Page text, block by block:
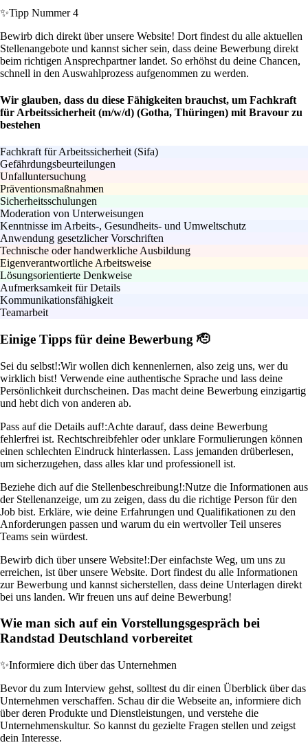
✨Tipp Nummer 4
Bewirb dich direkt über unsere Website! Dort findest du alle aktuellen
Stellenangebote und kannst sicher sein, dass deine Bewerbung direkt
beim richtigen Ansprechpartner landet. So erhöhst du deine Chancen,
schnell in den Auswahlprozess aufgenommen zu werden.
Wir glauben, dass du diese Fähigkeiten brauchst, um Fachkraft
für Arbeitssicherheit (m/w/d) (Gotha, Thüringen) mit Bravour zu
bestehen
Fachkraft für Arbeitssicherheit (Sifa)
Gefährdungsbeurteilungen
Unfalluntersuchung
Präventionsmaßnahmen
Sicherheitsschulungen
Moderation von Unterweisungen
Kenntnisse im Arbeits-, Gesundheits- und Umweltschutz
Anwendung gesetzlicher Vorschriften
Technische oder handwerkliche Ausbildung
Eigenverantwortliche Arbeitsweise
Lösungsorientierte Denkweise
Aufmerksamkeit für Details
Kommunikationsfähigkeit
Teamarbeit
Einige Tipps für deine Bewerbung 🫡
Sei du selbst!:Wir wollen dich kennenlernen, also zeig uns, wer du
wirklich bist! Verwende eine authentische Sprache und lass deine
Persönlichkeit durchscheinen. Das macht deine Bewerbung einzigartig
und hebt dich von anderen ab.
Pass auf die Details auf!:Achte darauf, dass deine Bewerbung
fehlerfrei ist. Rechtschreibfehler oder unklare Formulierungen können
einen schlechten Eindruck hinterlassen. Lass jemanden drüberlesen,
um sicherzugehen, dass alles klar und professionell ist.
Beziehe dich auf die Stellenbeschreibung!:Nutze die Informationen aus
der Stellenanzeige, um zu zeigen, dass du die richtige Person für den
Job bist. Erkläre, wie deine Erfahrungen und Qualifikationen zu den
Anforderungen passen und warum du ein wertvoller Teil unseres
Teams sein würdest.
Bewirb dich über unsere Website!:Der einfachste Weg, um uns zu
erreichen, ist über unsere Website. Dort findest du alle Informationen
zur Bewerbung und kannst sicherstellen, dass deine Unterlagen direkt
bei uns landen. Wir freuen uns auf deine Bewerbung!
Wie man sich auf ein Vorstellungsgespräch bei
Randstad Deutschland vorbereitet
✨Informiere dich über das Unternehmen
Bevor du zum Interview gehst, solltest du dir einen Überblick über das
Unternehmen verschaffen. Schau dir die Webseite an, informiere dich
über deren Produkte und Dienstleistungen, und verstehe die
Unternehmenskultur. So kannst du gezielte Fragen stellen und zeigst
dein Interesse.